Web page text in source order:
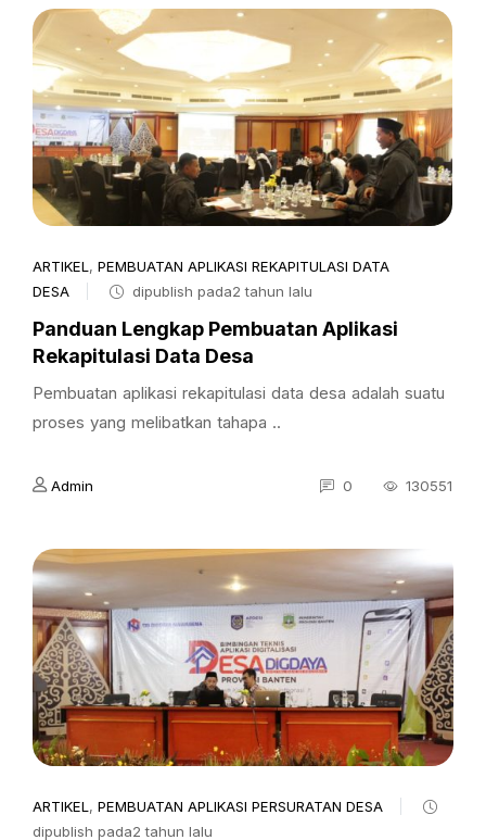
ARTIKEL , PEMBUATAN APLIKASI REKAPITULASI DATA
DESA
dipublish pada2 tahun lalu
Panduan Lengkap Pembuatan Aplikasi
Rekapitulasi Data Desa
Pembuatan aplikasi rekapitulasi data desa adalah suatu
proses yang melibatkan tahapa ..
Admin 0 130551
ARTIKEL , PEMBUATAN APLIKASI PERSURATAN DESA
dipublish pada2 tahun lalu